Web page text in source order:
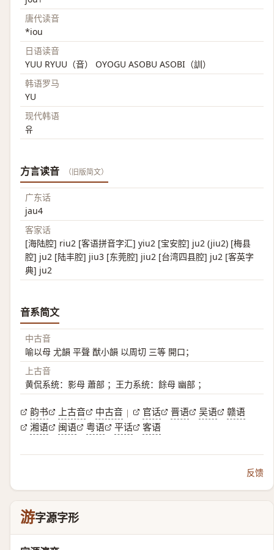
唐代读音
*iou
日语读音
YUU RYUU（音） OYOGU ASOBU ASOBI（訓）
韩语罗马
YU
现代韩语
유
方言读音 （旧版简文）
广东话
jau4
客家话
[海陆腔] riu2 [客语拼音字汇] yiu2 [宝安腔] ju2 (jiu2) [梅县
腔] ju2 [陆丰腔] jiu3 [东莞腔] jiu2 [台湾四县腔] ju2 [客英字
典] ju2
音系简文
中古音
喻以母 尤韻 平聲 猷小韻 以周切 三等 開口；
上古音
黄侃系统：影母 蕭部 ；王力系统：餘母 幽部 ；
韵书 上古音 中古音 | 官话 晋语 吴语
赣语
湘语
闽语 粤语 平话 客语
反馈
游字源字形